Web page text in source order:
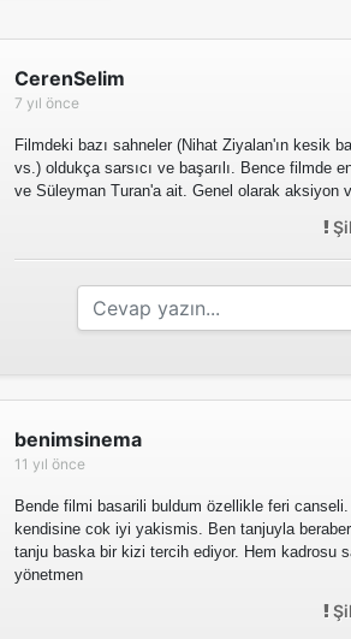
CerenSelim
7 yıl önce
Filmdeki bazı sahneler (Nihat Ziyalan'ın kesik
vs.) oldukça sarsıcı ve başarılı. Bence filmde
ve Süleyman Turan'a ait. Genel olarak aksiyon
benimsinema
11 yıl önce
Bende filmi basarili buldum özellikle feri
kendisine cok iyi yakismis. Ben tanjuyla
tanju baska bir kizi tercih ediyor. Hem kadrosu
yönetmen